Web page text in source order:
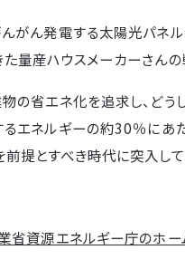
んがん発電する太陽光パネ
量産ハウスメーカーさん
の省エネ化を追求し、ど
るエネルギーの約30％にあ
提とすべき時代に突入し
省資源エネルギー庁のホ